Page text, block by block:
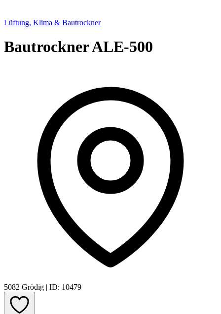
Lüftung, Klima & Bautrockner
Bautrockner ALE-500
5082 Grödig | ID: 10479